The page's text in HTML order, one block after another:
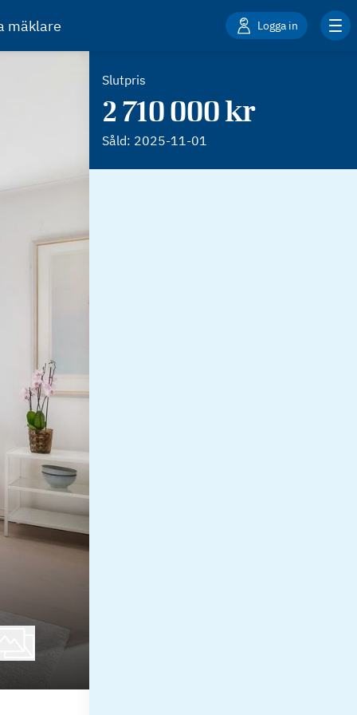
mäklare Logga in
Slutpris
2 710 000 kr
Såld: 2025-11-01